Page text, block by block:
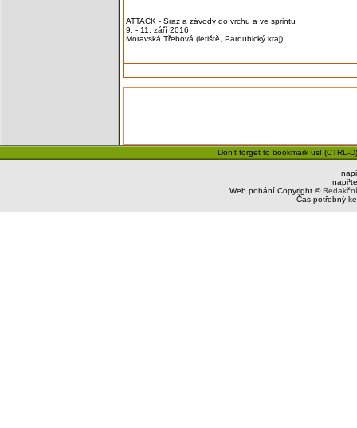
ATTACK - Sraz a závody do vrchu a ve sprintu
9. - 11. září 2016
Moravská Třebová (letiště, Pardubický kraj)
Don't forget to bookmark us! (CTRL-
Web pohání Copyright ©
Čas potřebný